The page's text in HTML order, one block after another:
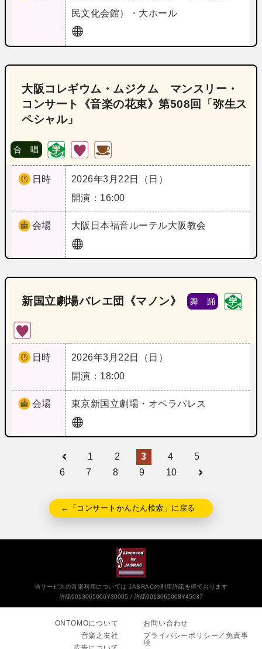
民文化会館）・大ホール
大阪コレギウム・ムジクム マンスリー・
コンサート《音楽の花束》第508回「弥生ス
ペシャル」
合 唱
日時
2026年3月22日（日）
開演：16:00
会場 大阪 日本福音ルーテル大阪教会
新国立劇場バレエ団《マノン》 舞 踊
日時
2026年3月22日（日）
開演：18:00
会場 東京新国立劇場・オペラパレス
1 2 3 4
5
6
7 8 9 10
←「コンサートかんたん検索」に戻る
当サービスの音楽利用については JASRACの利用許諾を得ております
許諾9013065006Y30005
許諾9013065008Y45037
ONTOMOについて
音楽之友社
お問い合わせ
プライバシーポリシー／免責事
項